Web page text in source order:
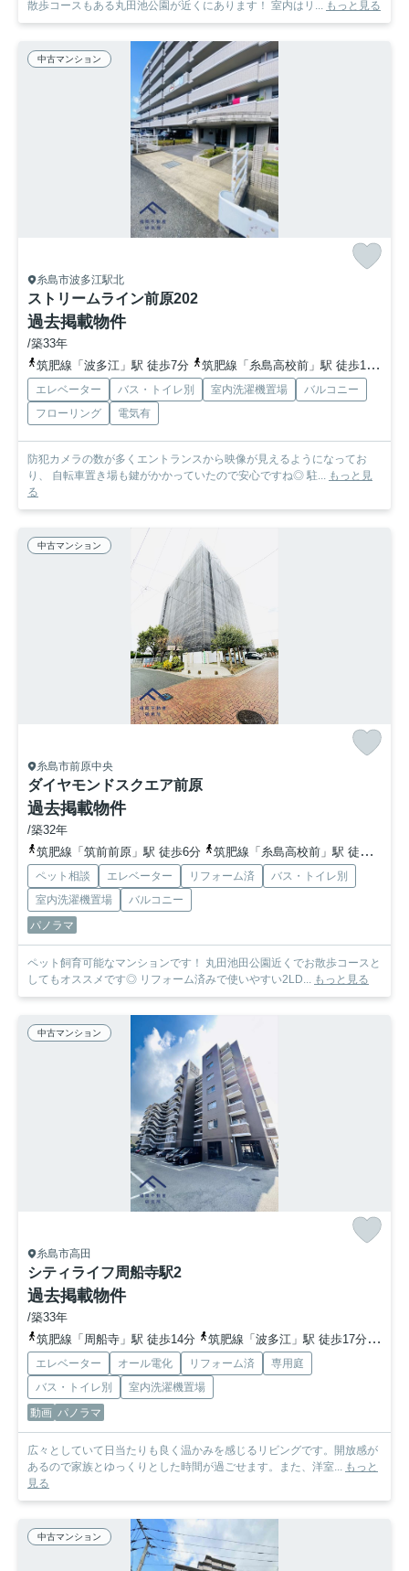
散歩コースもある丸田池公園が近くにあります！ 室内はリ... もっと見る
中古マンション
糸島市波多江駅北
ストリームライン前原202
過去掲載物件
/築33年
筑肥線「波多江」駅 徒歩7分
筑肥線「糸島高校前」駅 徒歩18分
エレベーター バス・トイレ別 室内洗濯機置場
バルコニー
フローリング
電気有
防犯カメラの数が多くエントランスから映像が見えるようになってお
り、 自転車置き場も鍵がかかっていたので安心ですね◎ 駐... もっと見
る
中古マンション
糸島市前原中央
ダイヤモンドスクエア前原
過去掲載物件
/築32年
筑肥線「筑前前原」駅 徒歩6分
筑肥線「糸島高校前」駅 徒歩17分
ペット相談 エレベーター リフォーム済
バス・トイレ別
室内洗濯機置場
バルコニー
パノラマ
ペット飼育可能なマンションです！ 丸田池田公園近くでお散歩コースと
してもオススメです◎ リフォーム済みで使いやすい2LD... もっと見る
中古マンション
糸島市高田
シティライフ周船寺駅2
過去掲載物件
/築33年
筑肥線「周船寺」駅 徒歩14分
筑肥線「波多江」駅 徒歩17分
エレベーター オール電化 リフォーム済
専用庭
バス・トイレ別
室内洗濯機置場
動画 パノラマ
広々としていて日当たりも良く温かみを感じるリビングです。開放感が
あるので家族とゆっくりとした時間が過ごせます。また、洋室... もっと
見る
中古マンション